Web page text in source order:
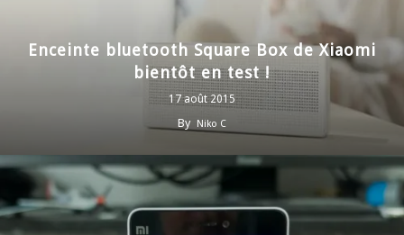
Enceinte bluetooth Square Box de Xiaomi
bientôt en test !
17 août 2015
By Niko C